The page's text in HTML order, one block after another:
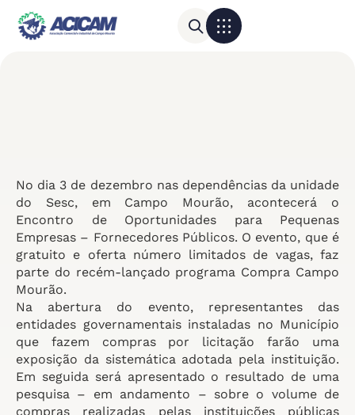
No dia 3 de dezembro nas dependências da unidade
do Sesc, em Campo Mourão, acontecerá o
Encontro de Oportunidades para Pequenas
Empresas – Fornecedores Públicos. O evento, que é
gratuito e oferta número limitados de vagas, faz
parte do recém-lançado programa Compra Campo
Mourão.
Na abertura do evento, representantes das
entidades governamentais instaladas no Município
que fazem compras por licitação farão uma
exposição da sistemática adotada pela instituição.
Em seguida será apresentado o resultado de uma
pesquisa – em andamento – sobre o volume de
compras realizadas pelas instituições públicas